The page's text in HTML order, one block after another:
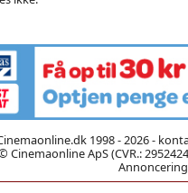
1998 - 2026 -
ApS (CVR.: